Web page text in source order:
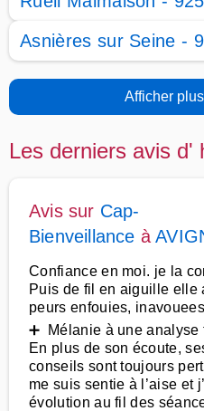
Asnières sur Seine -
Afficher
Les derniers avis d'
Avis sur Cap-
Bienveillance à
Confiance en moi. je la
Puis de fil en aiguille elle
peurs enfouies,
➕ Mélanie à une
En plus de son écoute,
conseils sont toujours
me suis sentie à l’aise et
évolution au fil des